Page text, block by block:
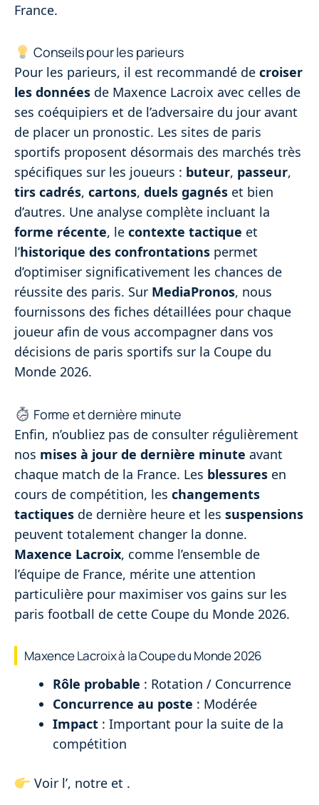
France.
Conseils pour les parieurs
Pour les parieurs, il est recommandé de croiser
les données de Maxence Lacroix avec celles de
ses coéquipiers et de l’adversaire du jour avant
de placer un pronostic. Les sites de paris
sportifs proposent désormais des marchés très
spécifiques sur les joueurs : buteur, passeur,
tirs cadrés, cartons, duels gagnés et bien
d’autres. Une analyse complète incluant la
forme récente, le contexte tactique et
l’historique des confrontations permet
d’optimiser significativement les chances de
réussite des paris. Sur MediaPronos, nous
fournissons des fiches détaillées pour chaque
joueur afin de vous accompagner dans vos
décisions de paris sportifs sur la Coupe du
Monde 2026.
Forme et dernière minute
Enfin, n’oubliez pas de consulter régulièrement
nos mises à jour de dernière minute avant
chaque match de la France. Les blessures en
cours de compétition, les changements
tactiques de dernière heure et les suspensions
peuvent totalement changer la donne.
Maxence Lacroix, comme l’ensemble de
l’équipe de France, mérite une attention
particulière pour maximiser vos gains sur les
paris football de cette Coupe du Monde 2026.
Maxence Lacroix à la Coupe du Monde 2026
Rôle probable : Rotation / Concurrence
Concurrence au poste : Modérée
Impact : Important pour la suite de la
compétition
Voir l’, notre et .